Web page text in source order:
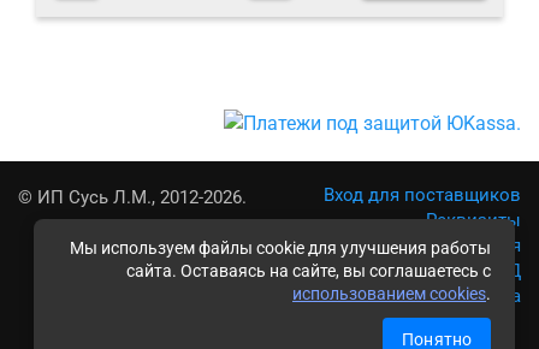
Мы используем файлы cookie для улучшения работы
сайта. Оставаясь на сайте, вы соглашаетесь с
использованием cookies.
Понятно
© ИП Сусь Л.М., 2012-2026.
Вход для поставщиков
Реквизиты
Условия использования
Политика обработки ПД
Карта сайта